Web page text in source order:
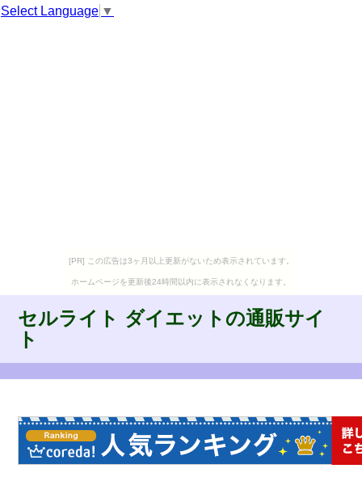
Select Language ▼
[PR] この広告は3ヶ月以上更新がないため表示されています。
ホームページを更新後24時間以内に表示されなくなります。
セルライト ダイエットの通販サイ
ト